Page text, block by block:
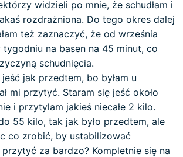
widzieli po mnie, że schudłam i
rozdrażniona. Do tego okres dalej
też zaznaczyć, że od września
na basen na 45 minut, co
schudnięcia.
jak przedtem, bo byłam u
mi przytyć. Staram się jeść około
i przytylam jakieś niecałe 2 kilo.
55 kilo, tak jak było przedtem, ale
co zrobić, by ustabilizować
za bardzo? Kompletnie się na